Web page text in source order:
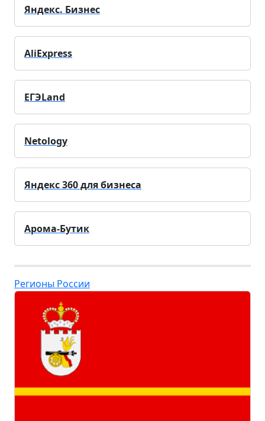
Яндекс. Бизнес
AliExpress
ЕГЭLand
Netology
Яндекс 360 для бизнеса
Арома-Бутик
Регионы России